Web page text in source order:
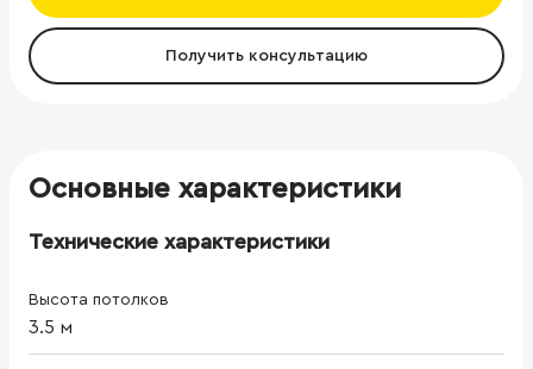
Получить консультацию
Основные характеристики
Технические характеристики
Высота потолков
3.5 м